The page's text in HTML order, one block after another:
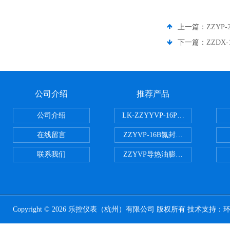
上一篇： ZZYP-
下一篇： ZZDX-
公司介绍
公司介绍
在线留言
联系我们
推荐产品
LK-ZZYYVP-16P不锈钢氮封阀
ZZYVP-16B氮封供氮阀
ZZYVP导热油膨胀槽氮封阀
Copyright © 2026 乐控仪表（杭州）有限公司 版权所有 技术支持：